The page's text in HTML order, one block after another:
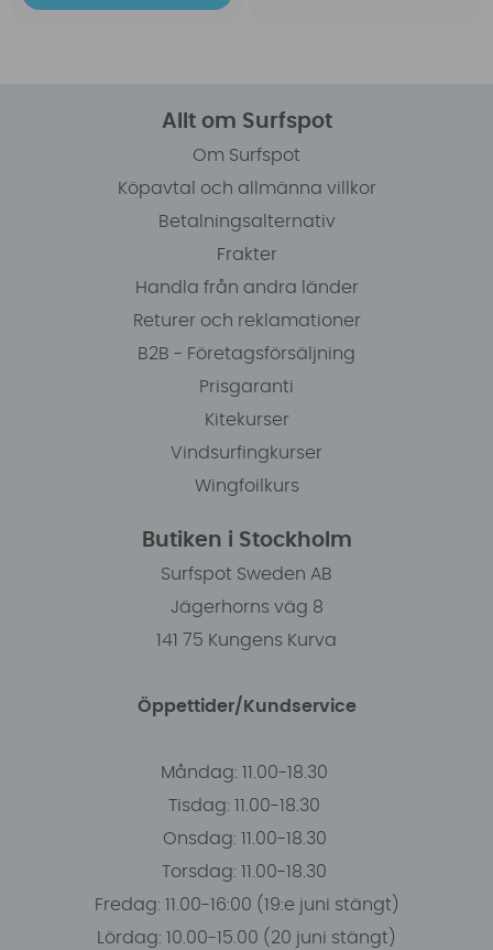
Allt om Surfspot
Om Surfspot
Köpavtal och allmänna villkor
Betalningsalternativ
Frakter
Handla från andra länder
Returer och reklamationer
B2B - Företagsförsäljning
Prisgaranti
Kitekurser
Vindsurfingkurser
Wingfoilkurs
Butiken i Stockholm
Surfspot Sweden AB
Jägerhorns väg 8
141 75 Kungens Kurva
Öppettider/Kundservice
Måndag: 11.00-18.30
Tisdag: 11.00-18.30
Onsdag: 11.00-18.30
Torsdag: 11.00-18.30
Fredag: 11.00-16:00 (19:e juni stängt)
Lördag: 10.00-15.00 (20 juni stängt)